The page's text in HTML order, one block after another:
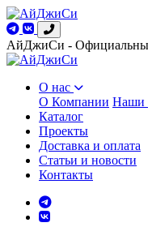
АйДжиСи - Официальный
О нас
О Компании Наши
Каталог
Проекты
Доставка и оплата
Статьи и новости
Контакты